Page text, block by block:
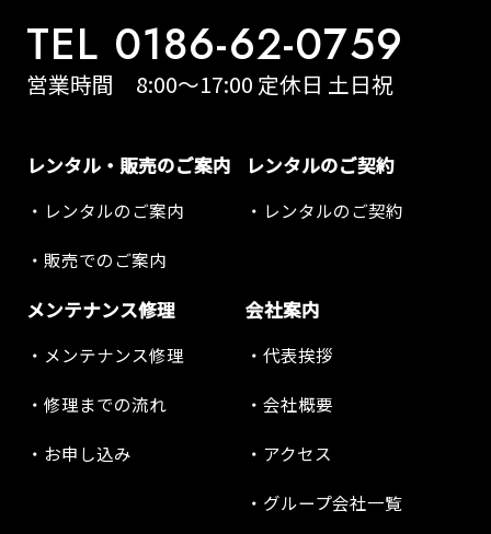
TEL 0186-62-0759
営業時間 8:00～17:00 定休日 土日祝
レンタル・販売のご案内
レンタルのご案内
販売でのご案内
レンタルのご契約
レンタルのご契約
メンテナンス修理
メンテナンス修理
修理までの流れ
お申し込み
会社案内
代表挨拶
会社概要
アクセス
グループ会社一覧